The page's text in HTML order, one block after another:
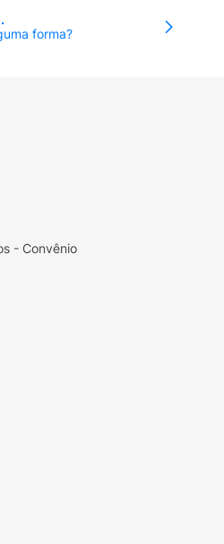
Combate o estresse
contribuindo para o
do tom da
ideal para ser
a defesa contra
forma?
- Convênio